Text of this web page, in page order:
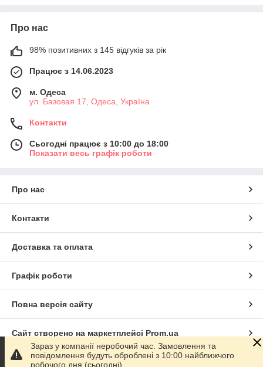
Про нас
98% позитивних з 145 відгуків за рік
Працює з 14.06.2023
м. Одеса
ул. Базовая 17, Одеса, Україна
Контакти
Сьогодні працює з 10:00 до 18:00
Показати весь графік роботи
Про нас
Контакти
Доставка та оплата
Графік роботи
Повна версія сайту
Сайт створено на маркетплейсі Prom.ua
Політика конфіденційності
Зараз у компанії неробочий час. Замовлення та
повідомлення будуть оброблені з 10:00 найближчого
робочого дня (сьогодні).